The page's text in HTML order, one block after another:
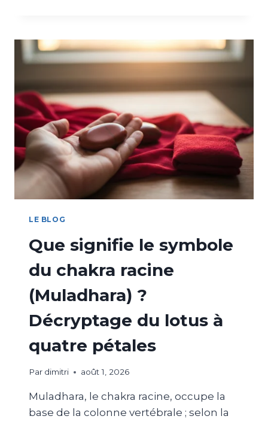
LE BLOG
Que signifie le symbole
du chakra racine
(Muladhara) ?
Décryptage du lotus à
quatre pétales
Par dimitri août 1, 2026
Muladhara, le chakra racine, occupe la
base de la colonne vertébrale ; selon la